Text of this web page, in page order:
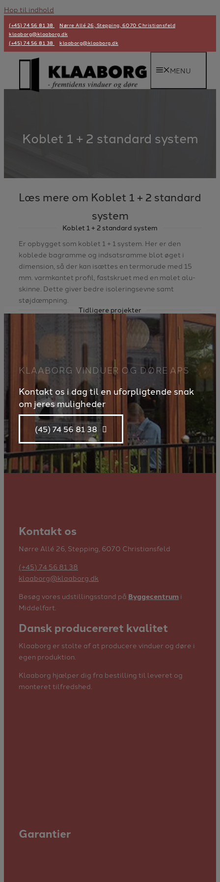
Hop til indhold
(+45) 74 56 81 38
Nørre Allé 26, Stepping, 6070 Christiansfeld
klaaborg@klaaborg.dk
(+45) 74 56 81 38
klaaborg@klaaborg.dk
MENU
Koblet 1 + 2 standard system
Læs mere om Koblet 1 + 2 standard
system
Koblet 1 + 2 standard system
Er opbygget som koblet 1 + 1 system. Her er den
koblede bagramme og indsatsramme blot øget i
dimension, så der kan isættes en termorude med 15
mm. varmkantet profil, fastskruet med en malet alu-
skinne. Dette giver bedre isoleringsevne samt
støjdæmpning.
Tidligere projekter
KLAABORG VINDUER OG DØRE APS
Kontakt os i dag til en uforpligtende snak
om jeres muligheder
(45) 74 56 81 38
Kontakt os
Nørre Allé 26, Stepping, 6070 Christiansfeld
(+45) 74 56 81 38
klaaborg@klaaborg.dk
Besøg vores udstillingsstand på Byggecentrum i
Middelfart.
Dansk producereret kvalitet
Klaaborg er stolte af at producere vinduer og døre i
egen produktion.
Klaaborg hjælper dig fra bestilling til leveret og
monteret tilfredshed.
Garantier